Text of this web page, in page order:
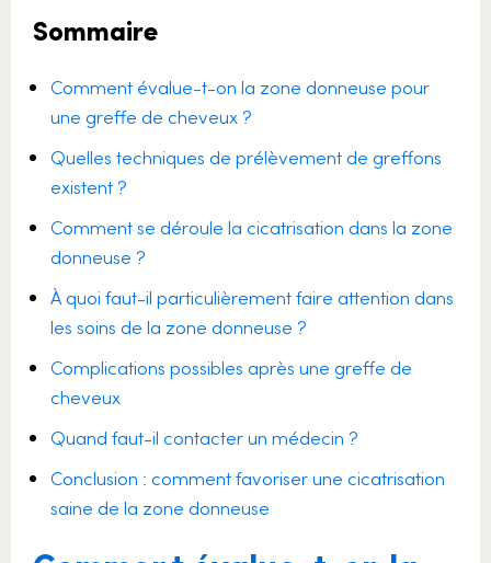
Sommaire
Comment évalue-t-on la zone donneuse pour
une greffe de cheveux ?
Quelles techniques de prélèvement de greffons
existent ?
Comment se déroule la cicatrisation dans la zone
donneuse ?
À quoi faut-il particulièrement faire attention dans
les soins de la zone donneuse ?
Complications possibles après une greffe de
cheveux
Quand faut-il contacter un médecin ?
Conclusion : comment favoriser une cicatrisation
saine de la zone donneuse